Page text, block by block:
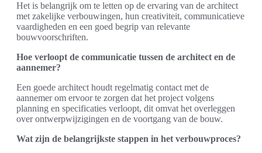
Het is belangrijk om te letten op de ervaring van de architect
met zakelijke verbouwingen, hun creativiteit, communicatieve
vaardigheden en een goed begrip van relevante
bouwvoorschriften.
Hoe verloopt de communicatie tussen de architect en de
aannemer?
Een goede architect houdt regelmatig contact met de
aannemer om ervoor te zorgen dat het project volgens
planning en specificaties verloopt, dit omvat het overleggen
over ontwerpwijzigingen en de voortgang van de bouw.
Wat zijn de belangrijkste stappen in het verbouwproces?